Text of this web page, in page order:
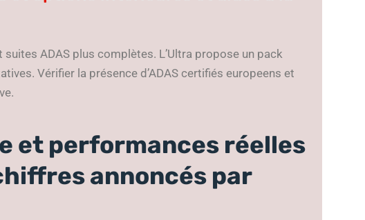
ADAS plus complètes. L’Ultra propose un pack
Vérifier la présence d’ADAS certifiés europeens et
et performances réelles
annoncés par